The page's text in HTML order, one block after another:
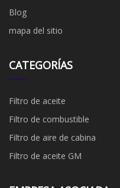
Blog
mapa del sitio
CATEGORÍAS
Filtro de aceite
Filtro de combustible
Filtro de aire de cabina
Filtro de aceite GM